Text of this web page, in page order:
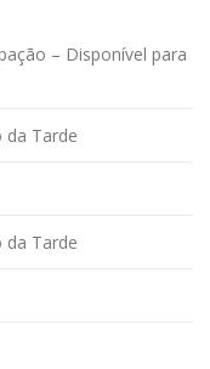
– Disponível para
da Tarde
da Tarde